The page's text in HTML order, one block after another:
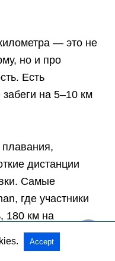
— это не
но и про
Есть
на 5–10 км
дистанции
Самые
где участники
180 км на
Accept